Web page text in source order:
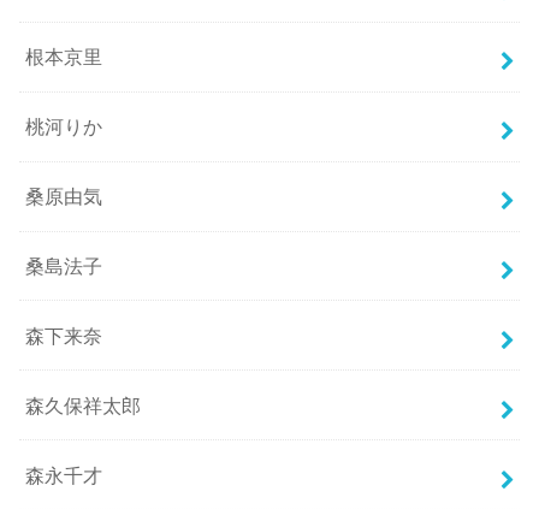
根本京里
桃河りか
桑原由気
桑島法子
森下来奈
森久保祥太郎
森永千才